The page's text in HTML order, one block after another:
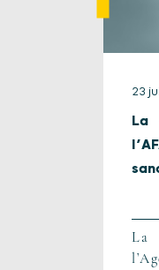
23
La
La